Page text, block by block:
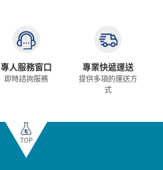
專人服務窗口
即時諮詢服務
專業快遞運送
提供多項的運送方
式
TOP